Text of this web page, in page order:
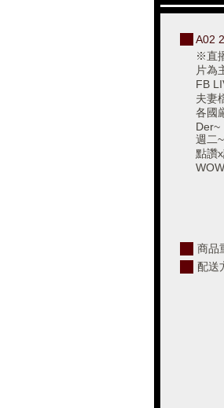
A02
※直
片為
FB
夫妻
各國
Der~
週二
點讚
商品
配送